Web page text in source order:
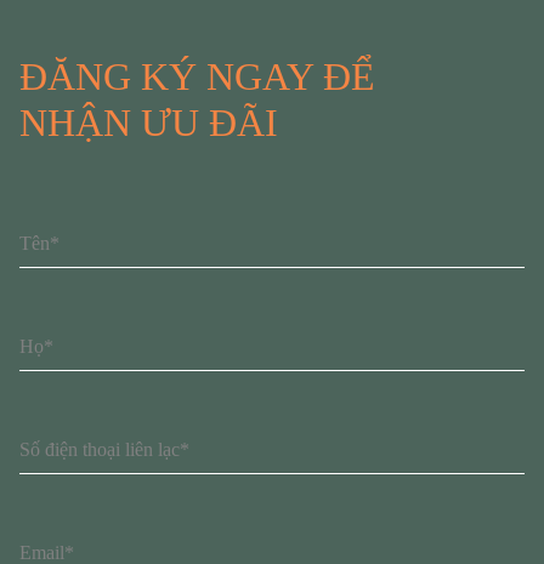
ĐĂNG KÝ NGAY ĐỂ
NHẬN ƯU ĐÃI
Tên*
Họ*
Số điện thoại liên lạc*
Email*